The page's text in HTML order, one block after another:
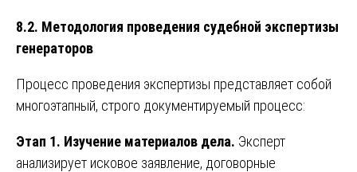
8.2. Методология проведения судебной экспертизы
генераторов
Процесс проведения экспертизы представляет собой
многоэтапный, строго документируемый процесс:
Этап 1. Изучение материалов дела. Эксперт
анализирует исковое заявление, договорные